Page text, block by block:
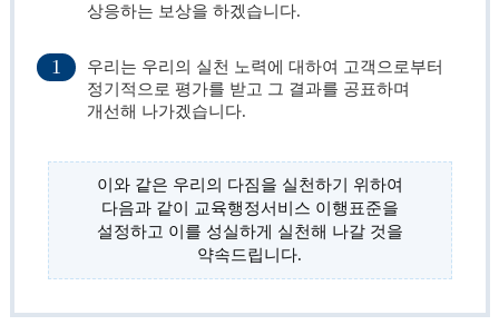
상응하는 보상을 하겠습니다.
1
우리는 우리의 실천 노력에 대하여 고객으로부터
정기적으로 평가를 받고 그 결과를 공표하며
개선해 나가겠습니다.
이와 같은 우리의 다짐을 실천하기 위하여
다음과 같이 교육행정서비스 이행표준을
설정하고 이를 성실하게 실천해 나갈 것을
약속드립니다.